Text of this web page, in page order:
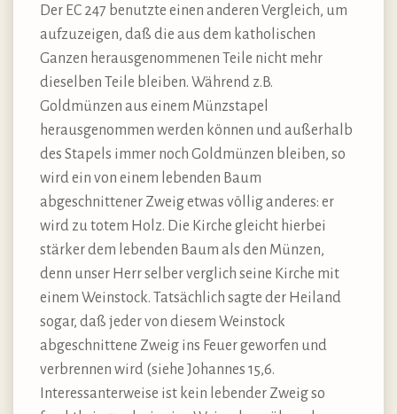
Der EC 247 benutzte einen anderen Vergleich, um
aufzuzeigen, daß die aus dem katholischen
Ganzen herausgenommenen Teile nicht mehr
dieselben Teile bleiben. Während z.B.
Goldmünzen aus einem Münzstapel
herausgenommen werden können und außerhalb
des Stapels immer noch Goldmünzen bleiben, so
wird ein von einem lebenden Baum
abgeschnittener Zweig etwas völlig anderes: er
wird zu totem Holz. Die Kirche gleicht hierbei
stärker dem lebenden Baum als den Münzen,
denn unser Herr selber verglich seine Kirche mit
einem Weinstock. Tatsächlich sagte der Heiland
sogar, daß jeder von diesem Weinstock
abgeschnittene Zweig ins Feuer geworfen und
verbrennen wird (siehe Johannes 15,6.
Interessanterweise ist kein lebender Zweig so